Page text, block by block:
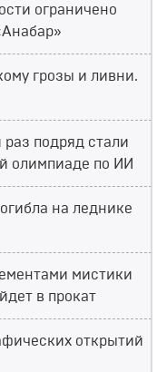
ограничено
грозы и ливни.
подряд стали
олимпиаде по ИИ
на леднике
мистики
в прокат
открытий